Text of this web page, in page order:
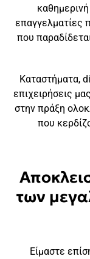
επαγγελματίες
που
Καταστήματα,
επιχειρήσεις
στην πράξη
που
των
Είμαστε